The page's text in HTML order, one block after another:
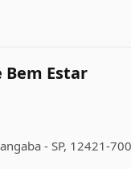
Bem Estar
- SP, 12421-700